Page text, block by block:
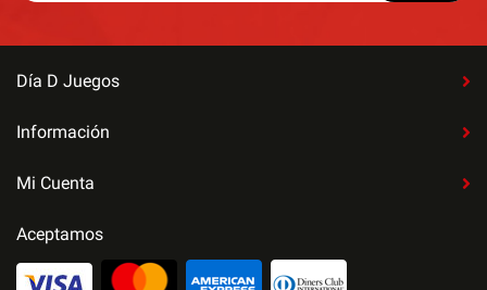
Día D Juegos
Información
Mi Cuenta
Aceptamos